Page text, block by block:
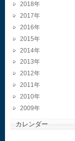
2018
2017
2016
2015
2014
2013
2012
2011
2010
2009
カレンダー